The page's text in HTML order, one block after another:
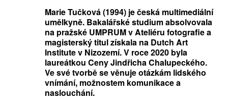
Marie Tučková (1994) je česká multimediální
umělkyně. Bakalářské studium absolvovala
na pražské UMPRUM v Ateliéru fotografie a
magisterský titul získala na Dutch Art
Institute v Nizozemí. V roce 2020 byla
laureátkou Ceny Jindřicha Chalupeckého.
Ve své tvorbě se věnuje otázkám lidského
vnímání, možnostem komunikace a
naslouchání.